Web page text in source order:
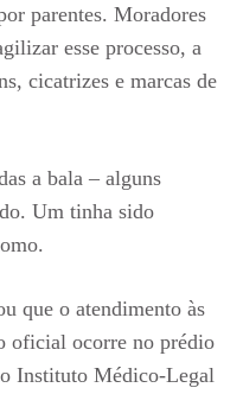
parentes. Moradores
esse processo, a
cicatrizes e marcas de
a bala – alguns
Um tinha sido
que o atendimento às
oficial ocorre no prédio
Instituto Médico-Legal